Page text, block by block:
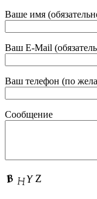
Ваше имя
Ваш E-Mail
Ваш телефон (по
Сообщение